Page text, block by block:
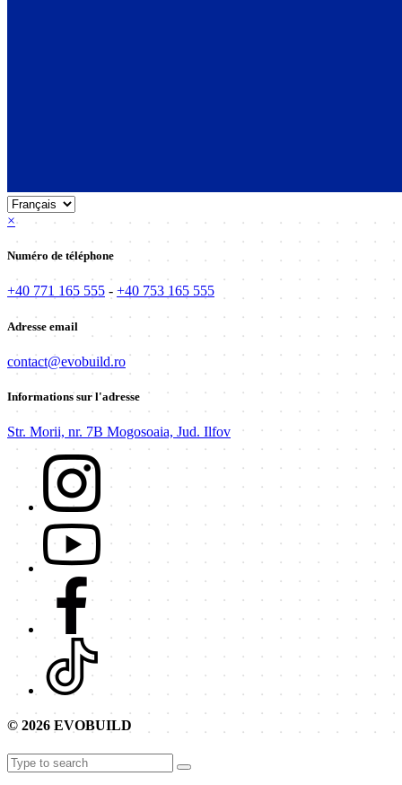
×
Numéro de téléphone
+40 771 165 555 - +40 753 165 555
Adresse email
contact@evobuild.ro
Informations sur l'adresse
Str. Morii, nr. 7B Mogosoaia, Jud. Ilfov
© 2026 EVOBUILD